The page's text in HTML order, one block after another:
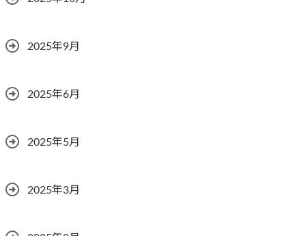
2025年9月
2025年6月
2025年5月
2025年3月